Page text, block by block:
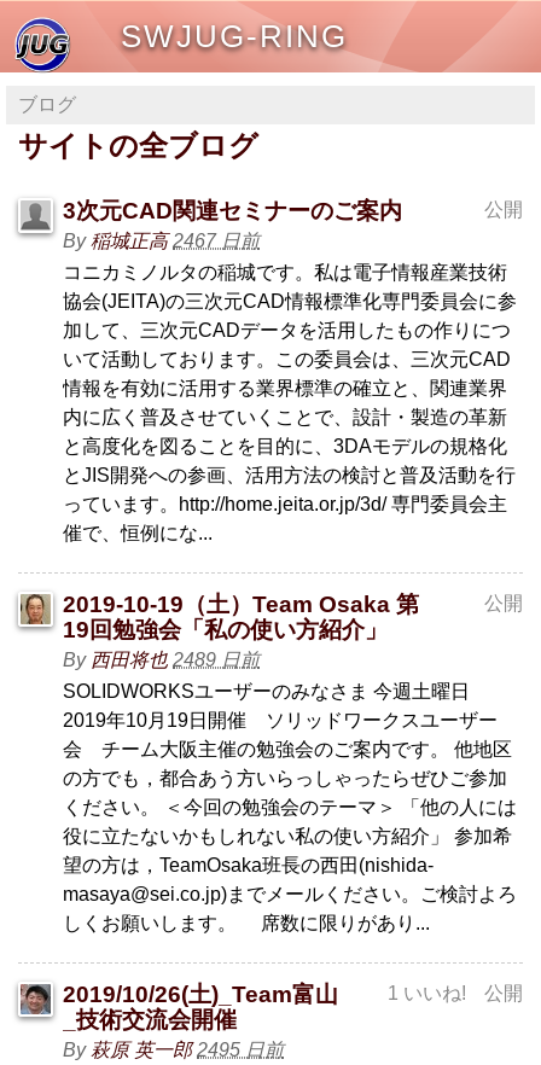
SWJUG-RING
ブログ
サイトの全ブログ
公開
3次元CAD関連セミナーのご案内
By稲城正高 2467 日前
コニカミノルタの稲城です。私は電子情報産業技術
協会(JEITA)の三次元CAD情報標準化専門委員会に参
加して、三次元CADデータを活用したもの作りにつ
いて活動しております。この委員会は、三次元CAD
情報を有効に活用する業界標準の確立と、関連業界
内に広く普及させていくことで、設計・製造の革新
と高度化を図ることを目的に、3DAモデルの規格化
とJIS開発への参画、活用方法の検討と普及活動を行
っています。http://home.jeita.or.jp/3d/ 専門委員会主
催で、恒例にな...
公開
2019-10-19（土）Team Osaka 第
19回勉強会「私の使い方紹介」
By 西田将也 2489 日前
SOLIDWORKSユーザーのみなさま 今週土曜日
2019年10月19日開催 ソリッドワークスユーザー
会 チーム大阪主催の勉強会のご案内です。 他地区
の方でも，都合あう方いらっしゃったらぜひご参加
ください。 ＜今回の勉強会のテーマ＞ 「他の人には
役に立たないかもしれない私の使い方紹介」 参加希
望の方は，TeamOsaka班長の西田(nishida-
masaya@sei.co.jp)までメールください。ご検討よろ
しくお願いします。 席数に限りがあり...
公開
1 いいね!
2019/10/26(土)_Team富山
_技術交流会開催
By 萩原 英一郎 2495 日前